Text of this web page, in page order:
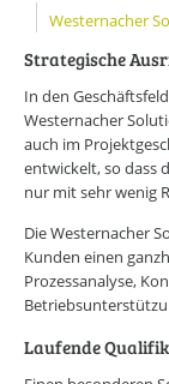
Presse
Werbemöglichkeiten
Kontakt
Impressum
Datenschutzerklärung
Westernacher
Strategische
In den
Westernacher
auch im
entwickelt, so dass
nur mit sehr wenig
Die Westernacher
Kunden einen
Prozessanalyse,
Laufende